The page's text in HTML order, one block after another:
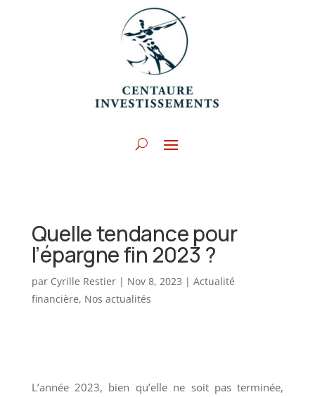
Quelle tendance pour
l’épargne fin 2023 ?
par Cyrille Restier| Nov 8, 2023 | Actualité
financière, Nos actualités
L’année 2023, bien qu’elle ne soit pas terminée,